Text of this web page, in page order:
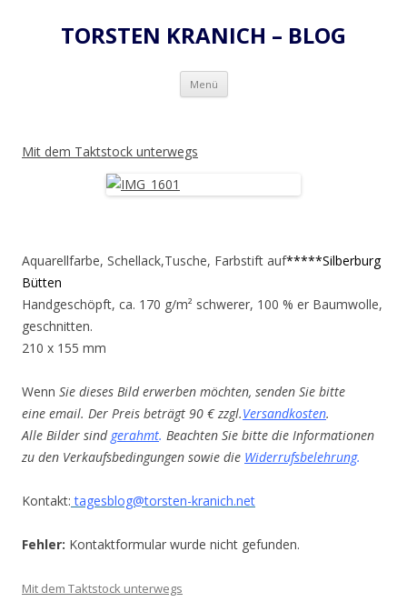
TORSTEN KRANICH – BLOG
Menü Zum
springen
Mit dem Taktstock unterwegs
Aquarellfarbe, Schellack,Tusche, Farbstift auf*****Silberburg
Bütten
Handgeschöpft, ca. 170 g/m² schwerer, 100 % er Baumwolle,
geschnitten.
210 x 155 mm
Wenn Sie dieses Bild erwerben möchten, senden Sie bitte
eine email. Der Preis beträgt 90 € zzgl.Versandkosten.
Alle Bilder sind gerahmt. Beachten Sie bitte die Informationen
zu den Verkaufsbedingungen sowie die Widerrufsbelehrung.
Kontakt: tagesblog@torsten-kranich.net
Fehler: Kontaktformular wurde nicht gefunden.
Mit dem Taktstock unterwegs